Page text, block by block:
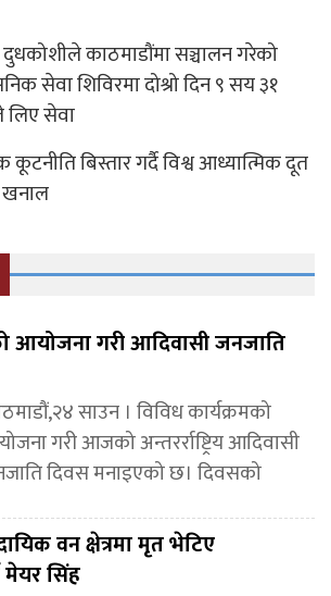
काठमाडौंमा सञ्चालन गरेको
सेवा शिविरमा दोश्रो दिन ९ सय ३१
लिए सेवा
कूटनीति बिस्तार गर्दै विश्व आध्यात्मिक दूत
खनाल
आयोजना गरी आदिवासी जनजाति
साउन । विविध कार्यक्रमको
गरी आजको अन्तरर्राष्ट्रिय आदिवासी
दिवस मनाइएको छ। दिवसको
वन क्षेत्रमा मृत भेटिए
सिंह